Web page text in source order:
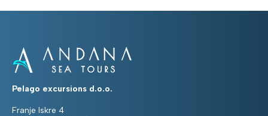
Pelago excursions d.o.o.
Franje Iskre 4